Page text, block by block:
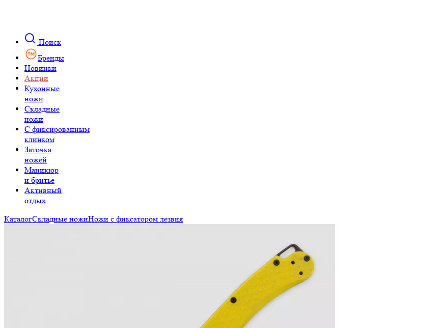
Поиск
Бренды
Новинки
Акции
Кухонные
ножи
Складные
ножи
C фиксированным
клинком
Заточка
ножей
Маникюр
и бритье
Активный
отдых
КаталогСкладные ножиНожи с фиксатором лезвия